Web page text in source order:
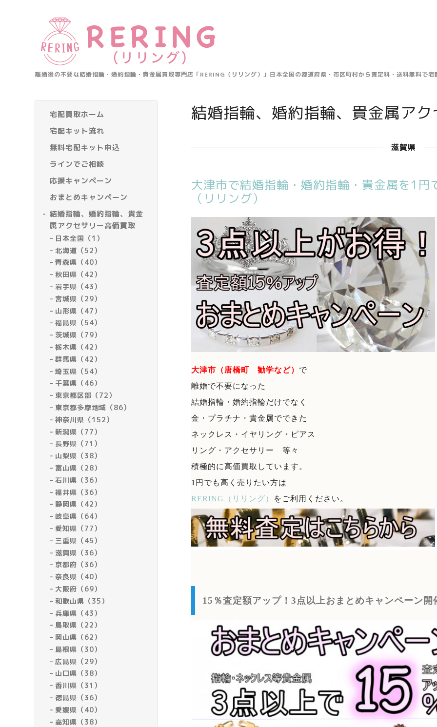
離婚後の不要な結婚指輪・婚約指輪・貴金属買取専門店「RERING（リリング）」日本全国の都道府県・市区町村から査定料・送料無料で
宅配買取ホーム
宅配キット流れ
無料宅配キット申込
ラインでご相談
応援キャンペーン
おまとめキャンペーン
結婚指輪、婚約指輪、貴金
属アクセサリー高価買取
日本全国（1）
北海道（52）
青森県（40）
秋田県（42）
岩手県（43）
宮城県（29）
山形県（47）
福島県（54）
茨城県（79）
栃木県（42）
群馬県（42）
埼玉県（54）
千葉県（46）
東京都区部（72）
東京都多摩地域（86）
神奈川県（152）
新潟県（77）
長野県（71）
山梨県（38）
富山県（28）
石川県（36）
福井県（36）
静岡県（42）
岐阜県（64）
愛知県（77）
三重県（45）
滋賀県（36）
京都府（36）
奈良県（40）
大阪府（69）
和歌山県（35）
兵庫県（43）
鳥取県（22）
岡山県（62）
島根県（30）
広島県（29）
山口県（38）
香川県（31）
徳島県（36）
愛媛県（40）
高知県（38）
結婚指輪、婚約指輪、貴金属ア
滋賀県
大津市で結婚指輪・婚約指輪・貴金属を1円
（リリング）
大津市（唐橋町 勧学など） で
離婚で不要になった
結婚指輪・婚約指輪だけでなく
金・プラチナ・貴金属でできた
ネックレス・イヤリング・ピアス
リング・アクセサリー 等々
積極的に高価買取しています。
1円でも高く売りたい方は
RERING（リリング）
をご利用ください。
15％査定額アップ！3点以上おまとめキャンペーン開